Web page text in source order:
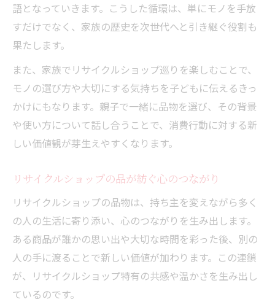
語となっていきます。こうした循環は、単にモノを手放
すだけでなく、家族の歴史を次世代へと引き継ぐ役割も
果たします。
また、家族でリサイクルショップ巡りを楽しむことで、
モノの選び方や大切にする気持ちを子どもに伝えるきっ
かけにもなります。親子で一緒に品物を選び、その背景
や使い方について話し合うことで、消費行動に対する新
しい価値観が芽生えやすくなります。
リサイクルショップの品が紡ぐ心のつながり
リサイクルショップの品物は、持ち主を変えながら多く
の人の生活に寄り添い、心のつながりを生み出します。
ある商品が誰かの思い出や大切な時間を彩った後、別の
人の手に渡ることで新しい価値が加わります。この連鎖
が、リサイクルショップ特有の共感や温かさを生み出し
ているのです。